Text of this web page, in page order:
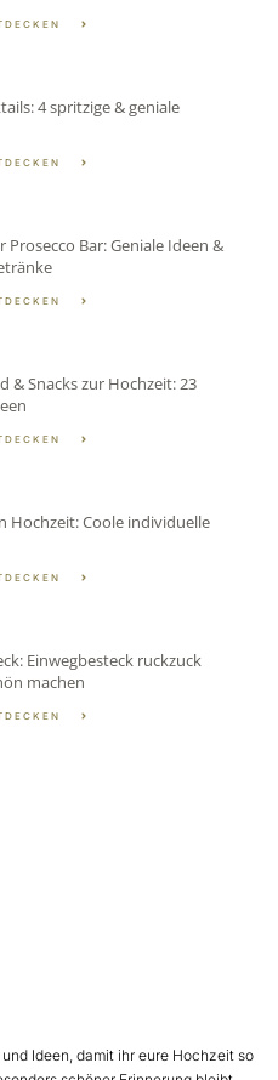
4 spritzige & geniale
Prosecco Bar: Geniale Ideen &
& Snacks zur Hochzeit: 23
Hochzeit: Coole individuelle
Einwegbesteck ruckzuck
machen
Ideen, damit ihr eure Hochzeit so